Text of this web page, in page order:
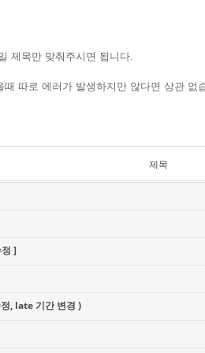
제목만 맞춰주시면 됩니다.
때 따로 에러가 발생하지만 않다면 상관 없
제목
]
, late 기간 변경 )